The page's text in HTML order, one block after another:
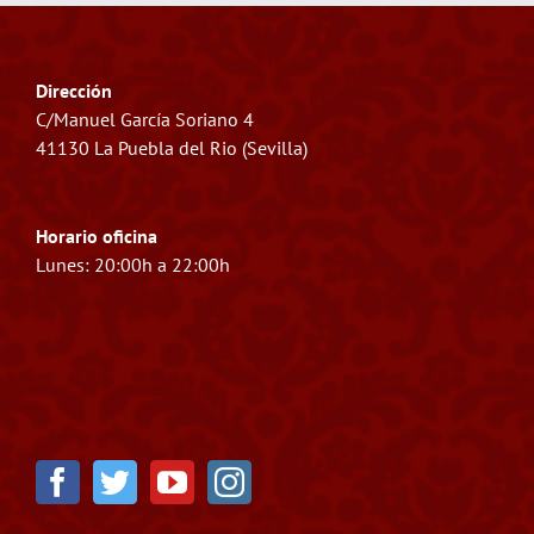
Dirección
C/Manuel García Soriano 4
41130 La Puebla del Rio (Sevilla)
Horario oficina
Lunes: 20:00h a 22:00h